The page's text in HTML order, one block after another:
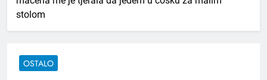
stolom
OSTALO